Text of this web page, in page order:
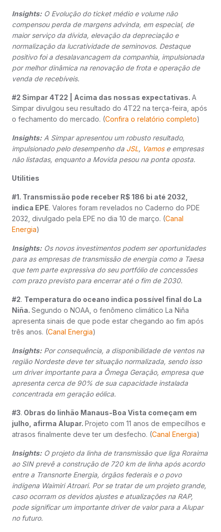
Insights: O Evolução do ticket médio e volume não
compensou perda de margens advinda, em especial, de
maior serviço da dívida, elevação da depreciação e
normalização da lucratividade de seminovos. Destaque
positivo foi a desalavancagem da companhia, impulsionada
por melhor dinâmica na renovação de frota e operação de
venda de recebíveis.
#2 Simpar 4T22 | Acima das nossas expectativas. A
Simpar divulgou seu resultado do 4T22 na terça-feira, após
o fechamento do mercado. (Confira o relatório completo)
Insights: A Simpar apresentou um robusto resultado,
impulsionado pelo desempenho da JSL, Vamose empresas
não listadas, enquanto a Movida pesou na ponta oposta.
Utilities
#1. Transmissão pode receber R$ 186 bi até 2032,
indica EPE. Valores foram revelados no Caderno do PDE
2032, divulgado pela EPE no dia 10 de março. (Canal
Energia)
Insights: Os novos investimentos podem ser oportunidades
para as empresas de transmissão de energia como a Taesa
que tem parte expressiva do seu portfólio de concessões
com prazo previsto para encerrar até o fim de 2030.
#2. Temperatura do oceano indica possível final do La
Niña. Segundo o NOAA, o fenômeno climático La Niña
apresenta sinais de que pode estar chegando ao fim após
três anos. (Canal Energia)
Insights: Por consequência, a disponibilidade de ventos na
região Nordeste deve ter situação normalizada, sendo isso
um driver importante para a Ômega Geração, empresa que
apresenta cerca de 90% de sua capacidade instalada
concentrada em geração eólica.
#3. Obras do linhão Manaus-Boa Vista começam em
julho, afirma Alupar. Projeto com 11 anos de empecilhos e
atrasos finalmente deve ter um desfecho. (Canal Energia)
Insights: O projeto da linha de transmissão que liga Roraima
ao SIN prevê a construção de 720 km de linha após acordo
entre a Transnorte Energia, órgãos federais e o povo
indígena Waimiri Atroari. Por se tratar de um projeto grande,
caso ocorram os devidos ajustes e atualizações na RAP,
pode significar um importante driver de valor para a Alupar
no futuro.